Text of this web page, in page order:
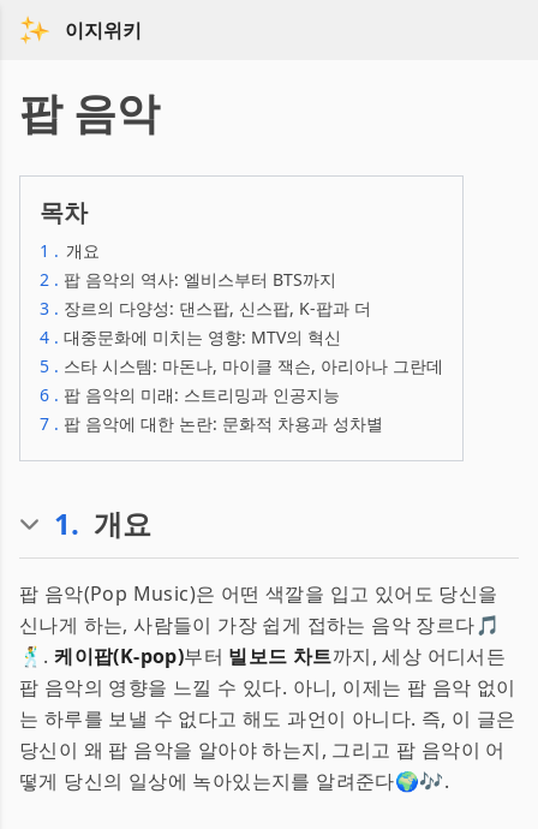
이지위키
팝 음악
목차
1 . 개요
2 . 팝 음악의 역사: 엘비스부터 BTS까지
3 . 장르의 다양성: 댄스팝, 신스팝, K-팝과 더
4 . 대중문화에 미치는 영향: MTV의 혁신
5 . 스타 시스템: 마돈나, 마이클 잭슨, 아리아나 그란데
6 . 팝 음악의 미래: 스트리밍과 인공지능
7 . 팝 음악에 대한 논란: 문화적 차용과 성차별
1. 개요
팝 음악(Pop Music)은 어떤 색깔을 입고 있어도 당신을
신나게 하는, 사람들이 가장 쉽게 접하는 음악 장르다🎵
🕺.케이팝(K-pop)부터 빌보드 차트까지, 세상 어디서든
팝 음악의 영향을 느낄 수 있다. 아니, 이제는 팝 음악 없이
는 하루를 보낼 수 없다고 해도 과언이 아니다. 즉, 이 글은
당신이 왜 팝 음악을 알아야 하는지, 그리고 팝 음악이 어
떻게 당신의 일상에 녹아있는지를 알려준다🌍🎶.